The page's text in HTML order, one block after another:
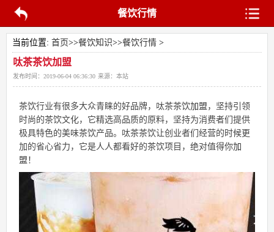
餐饮行情
当前位置: 首页>>餐饮知识>>餐饮行情>
呔茶茶饮加盟
发布时间： 2019-06-04 06:36:30 来源： 本站
茶饮行业有很多大众青睐的好品牌，呔茶茶饮加盟 ，坚持引领
时尚的茶饮文化，它精选高品质的原料，坚持为消费者们提供
极具特色的美味茶饮产品。呔茶茶饮让创业者们经营的时候更
加的省心省力，它是人人都看好的茶饮项目，绝对值得你加
盟 ！